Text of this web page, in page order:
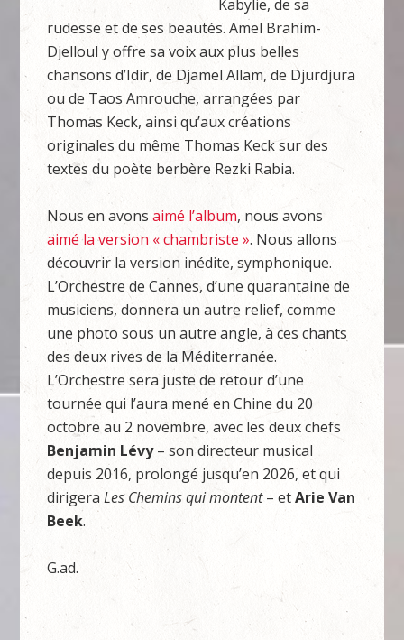
Kabylie, de sa
rudesse et de ses beautés. Amel Brahim-
Djelloul y offre sa voix aux plus belles
chansons d’Idir, de Djamel Allam, de Djurdjura
ou de Taos Amrouche, arrangées par
Thomas Keck, ainsi qu’aux créations
originales du même Thomas Keck sur des
textes du poète berbère Rezki Rabia.
Nous en avonsaimé l’album, nous avons
aimé la version « chambriste ». Nous allons
découvrir la version inédite, symphonique.
L’Orchestre de Cannes, d’une quarantaine de
musiciens, donnera un autre relief, comme
une photo sous un autre angle, à ces chants
des deux rives de la Méditerranée.
L’Orchestre sera juste de retour d’une
tournée qui l’aura mené en Chine du 20
octobre au 2 novembre, avec les deux chefs
Benjamin Lévy– son directeur musical
depuis 2016, prolongé jusqu’en 2026, et qui
dirigeraLes Chemins qui montent– etArie Van
Beek.
G.ad.